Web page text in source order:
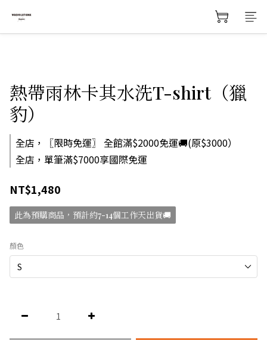
熱帶雨林卡其水洗T-shirt（獵
豹）
全店，〖限時免運〗 全館滿$2000免運🚚(原$3000）
全店，單筆滿$7000享國際免運
NT$1,480
此為預購商品，預計約7-14個工作天出貨🚚
顏色